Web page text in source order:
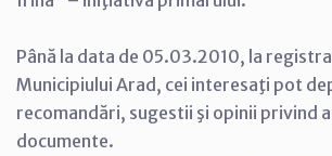
Până la data de 05.03.2010, la
Municipiului Arad, cei interesaţi pot
recomandări, sugestii şi opinii privind
documente.